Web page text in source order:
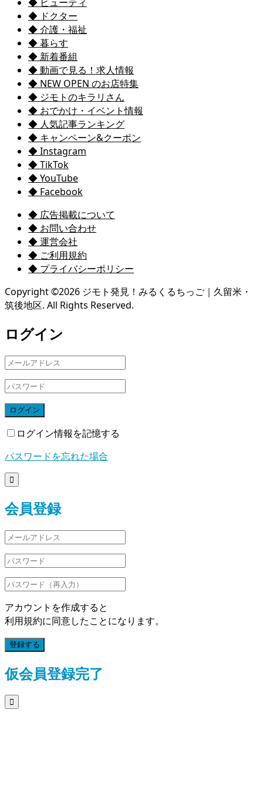
◆ ドクター
◆ 介護・福祉
◆ 暮らす
◆ 新着番組
◆ 動画で見る！求人情報
◆ NEW OPEN のお店特集
◆ ジモトのキラリさん
◆ おでかけ・イベント情報
◆ 人気記事ランキング
◆ キャンペーン&クーポン
◆ Instagram
◆ TikTok
◆ YouTube
◆ Facebook
◆ 広告掲載について
◆ お問い合わせ
◆ 運営会社
◆ ご利用規約
◆ プライバシーポリシー
Copyright ©2026 ジモト発見！みるくるちっご｜久留米・
筑後地区. All Rights Reserved.
ログイン
ログイン
ログイン情報を記憶する
パスワードを忘れた場合

会員登録
アカウントを作成すると
利用規約に同意したことになります。
登録する
仮会員登録完了
